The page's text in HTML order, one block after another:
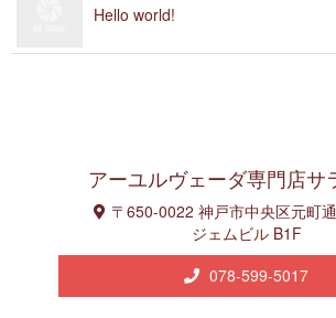
Hello wo r l d !
アーユルヴェーダ専門店サ
〒650-0022 神戸市中央区元町
ジェムビル B 1 F
078-599-5017